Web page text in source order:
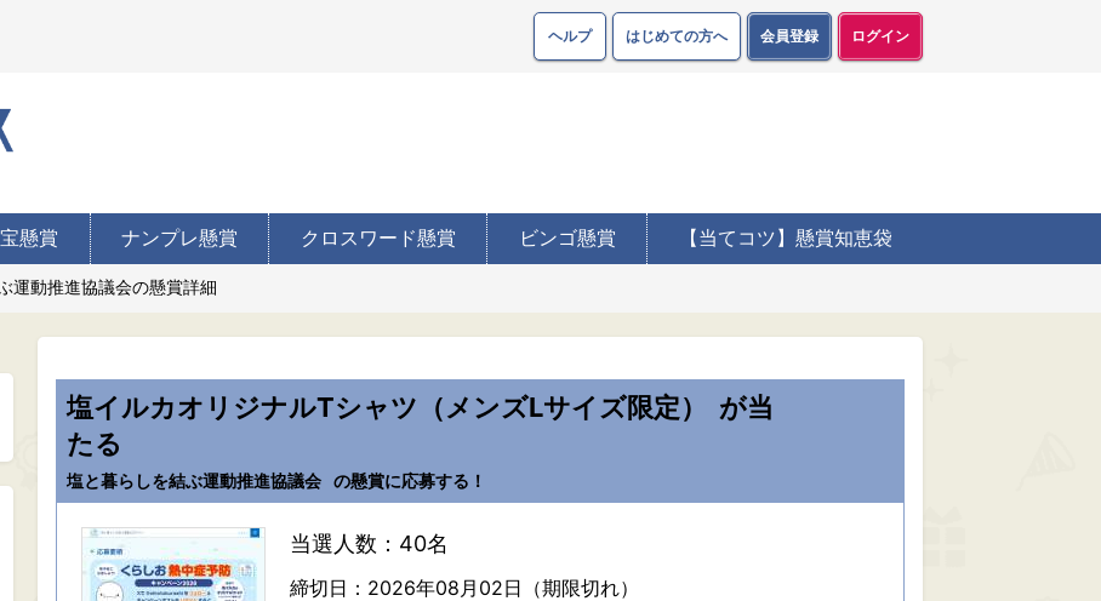
ヘルプ はじめての方へ 会員登録 ログイン
懸賞 ナンプレ懸賞 クロスワード懸賞 ビンゴ懸賞 【当てコツ】懸賞知恵袋
運動推進協議会の懸賞詳細
塩イルカオリジナルTシャツ（メンズLサイズ限定）
が当
たる
塩と暮らしを結ぶ運動推進協議会 の懸賞に応募する！
当選人数：40名
締切日：2026年08月02日（期限切れ）